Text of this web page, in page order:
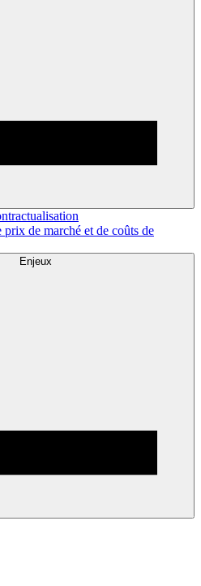
prix de marché et de coûts de
Enjeux